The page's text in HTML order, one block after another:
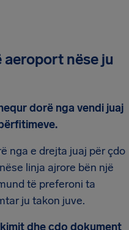
aeroport nëse ju
dorë nga vendi juaj
nga e drejta juaj për çdo
linja ajrore bën një
të preferoni ta
ju takon juve.
dhe çdo dokument